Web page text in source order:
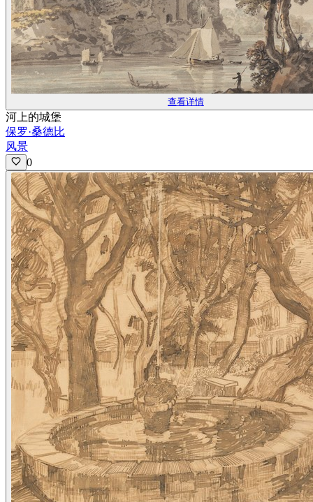
查看详情
河上的城堡
保罗·桑德比
风景
0